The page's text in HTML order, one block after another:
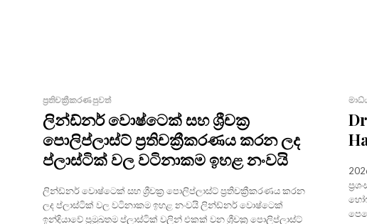
ප්‍රතිචක්‍රීකරණ පුවත්
ලින්ඩ්නර් වොෂ්ටෙක් සහ ශ්‍රීචක්‍ර
පොලිප්ලාස්ට් ප්‍රතිචක්‍රීකරණය කරන ලද
ප්ලාස්ටික් වල වටිනාකම ඉහළ නංවයි
ලින්ඩ්නර් වොෂ්ටෙක් සහ ශ්‍රීචක්‍ර පොලිප්ලාස්ට් ප්‍රතිචක්‍රීකරණය කරන
ලද ප්ලාස්ටික් වල වටිනාකම ඉහළ නංවයි ලින්ඩ්නර් වොෂ්ටෙක්
ඉන්දියාවේ ප්‍රමුඛතම ප්ලාස්ටික් වලින් එකක් වන ශ්‍රීචක්‍ර පොලිප්ලාස්ට්